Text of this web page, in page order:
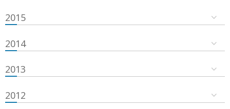
2015
2014
2013
2012